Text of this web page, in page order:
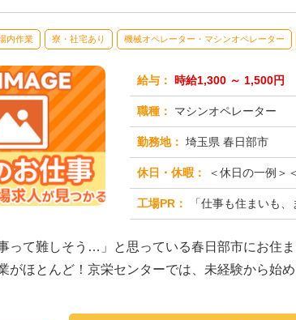
内作業 寮・社宅あり 機械オペレーター・マシンオペレーター
給与： 時給1,300 ～ 1,500円
職種： マシンオペレーター
勤務地： 埼玉県 春日部市
休日・休暇： ＜休日の一例＞＜シフト＞4勤2休＜
工場PR： 「仕事も住まいも、まとめて解決したい！
って難しそう…」と思っている春日部市にお住
がほとんど！京栄センターでは、未経験から始